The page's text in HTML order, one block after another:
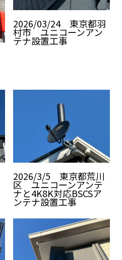
2026/03/24 東京都羽
村市 ユニコーンアン
テナ設置工事
2026/3/5 東京都荒川
区 ユニコーンアンテ
ナと4K8K対応BSCSア
ンテナ設置工事